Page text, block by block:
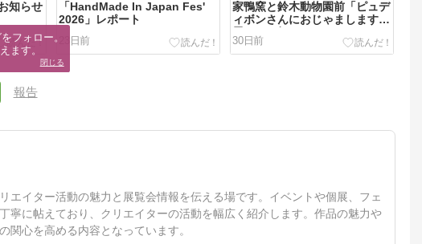
知らせ
「HandMade In Japan Fes'
2026」レポート
23日前
家鴨窯と鈴木動物園前「ピュデ
ィボンさんにおじゃまします
展」のお知らせ
30日前
報告
エイター活動の魅力と展覧会情報を伝える場です。イベントや個展、フェ
寧に帖えており、クリエイターの活動を幅広く紹介します。作品の魅力や
関心を高める内容となっています。
フォロー。
ます。
閉じる